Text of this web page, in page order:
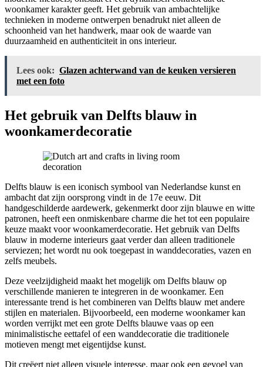
woonkamer karakter geeft. Het gebruik van ambachtelijke
technieken in moderne ontwerpen benadrukt niet alleen de
schoonheid van het handwerk, maar ook de waarde van
duurzaamheid en authenticiteit in ons interieur.
Lees ook: Glazen achterwand van de keuken versieren
met een foto
Het gebruik van Delfts blauw in
woonkamerdecoratie
Delfts blauw is een iconisch symbool van Nederlandse kunst en
ambacht dat zijn oorsprong vindt in de 17e eeuw. Dit
handgeschilderde aardewerk, gekenmerkt door zijn blauwe en witte
patronen, heeft een onmiskenbare charme die het tot een populaire
keuze maakt voor woonkamerdecoratie. Het gebruik van Delfts
blauw in moderne interieurs gaat verder dan alleen traditionele
serviezen; het wordt nu ook toegepast in wanddecoraties, vazen en
zelfs meubels.
Deze veelzijdigheid maakt het mogelijk om Delfts blauw op
verschillende manieren te integreren in de woonkamer. Een
interessante trend is het combineren van Delfts blauw met andere
stijlen en materialen. Bijvoorbeeld, een moderne woonkamer kan
worden verrijkt met een grote Delfts blauwe vaas op een
minimalistische eettafel of een wanddecoratie die traditionele
motieven mengt met eigentijdse kunst.
Dit creëert niet alleen visuele interesse, maar ook een gevoel van